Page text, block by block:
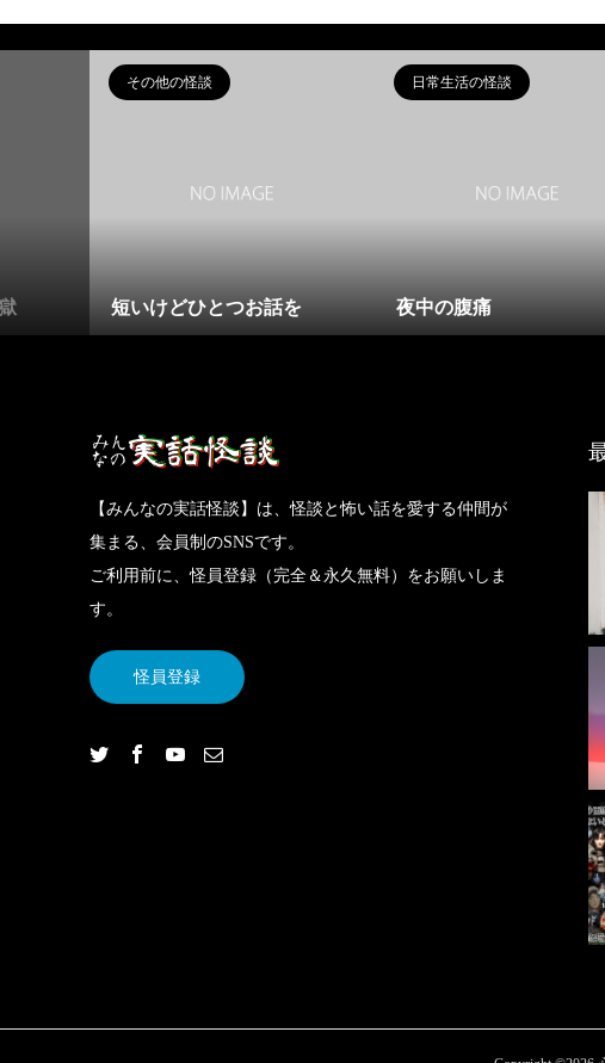
その他の怪談
短いけどひとつお話を
日常生活の怪談
夜中の腹痛
【みんなの実話怪談】は、怪談と怖い話を愛する仲間が
集まる、会員制のSNSです。
ご利用前に、怪員登録（完全＆永久無料）をお願いしま
す。
怪員登録